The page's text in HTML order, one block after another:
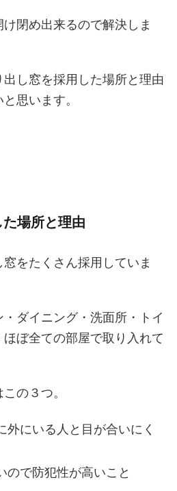
閉め出来るので解決しま
し窓を採用した場所と理由
思います。
場所と理由
をたくさん採用していま
ダイニング・洗面所・トイ
ぼ全ての部屋で取り入れて
の３つ。
外にいる人と目が合いにく
ので防犯性が高いこと